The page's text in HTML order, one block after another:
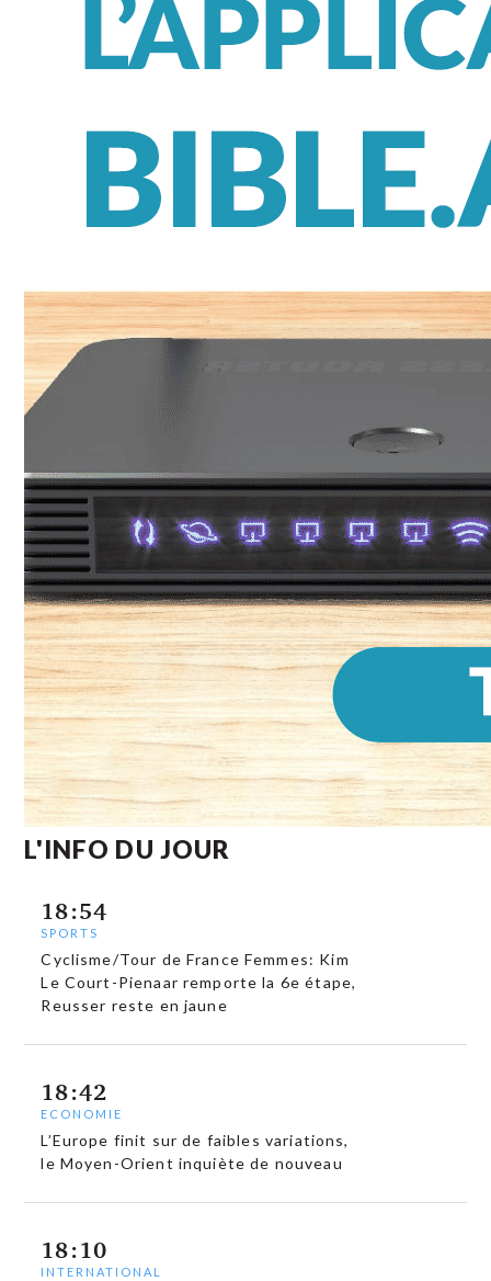
L'INFO DU JOUR
18:54
SPORTS
Cyclisme/Tour de France Femmes: Kim
Le Court-Pienaar remporte la 6e étape,
Reusser reste en jaune
18:42
ECONOMIE
L’Europe finit sur de faibles variations,
le Moyen-Orient inquiète de nouveau
18:10
INTERNATIONAL